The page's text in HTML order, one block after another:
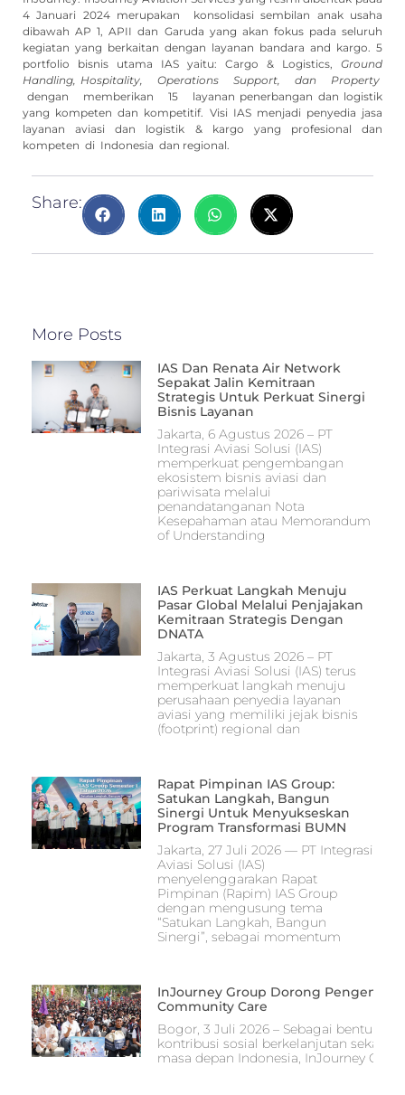
4 Januari 2024 merupakan konsolidasi sembilan anak usaha
dibawah AP 1, APII dan Garuda yang akan fokus pada seluruh
kegiatan yang berkaitan dengan layanan bandara and kargo. 5
portfolio bisnis utama IAS yaitu: Cargo & Logistics, Ground
Handling Hospitality,
Operations Support, dan Property
dengan memberikan 15 layanan penerbangan dan logistik
yang kompeten dan kompetitif. Visi IAS menjadi penyedia jasa
layanan aviasi dan logistik & kargo yang profesional dan
kompeten di Indonesia dan regional.
Share:
More Posts
IAS Dan Renata Air Network
Sepakat Jalin Kemitraan
Strategis Untuk Perkuat Sinergi
Bisnis Layanan
Jakarta, 6 Agustus 2026 – PT
Integrasi Aviasi Solusi (IAS)
memperkuat pengembangan
ekosistem bisnis aviasi dan
pariwisata melalui
penandatanganan Nota
Kesepahaman atau Memorandum
of Understanding
IAS Perkuat Langkah Menuju
Pasar Global Melalui Penjajakan
Kemitraan Strategis Dengan
DNATA
Jakarta, 3 Agustus 2026 – PT
Integrasi Aviasi Solusi (IAS) terus
memperkuat langkah menuju
perusahaan penyedia layanan
aviasi yang memiliki jejak bisnis
(footprint) regional dan
Rapat Pimpinan IAS Group:
Satukan Langkah, Bangun
Sinergi Untuk Menyukseskan
Program Transformasi BUMN
Jakarta, 27 Juli 2026 — PT Integrasi
Aviasi Solusi (IAS)
menyelenggarakan Rapat
Pimpinan (Rapim) IAS Group
dengan mengusung tema
“Satukan Langkah, Bangun
Sinergi”, sebagai momentum
InJourney Group Dorong
Community Care
Bogor, 3 Juli 2026 – Sebagai bentuk
kontribusi sosial berkelanjutan
masa depan Indonesia, InJourney